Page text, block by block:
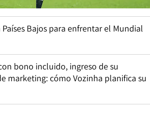
Países Bajos para enfrentar el Mundial
bono incluido, ingreso de su
marketing: cómo Vozinha planifica su